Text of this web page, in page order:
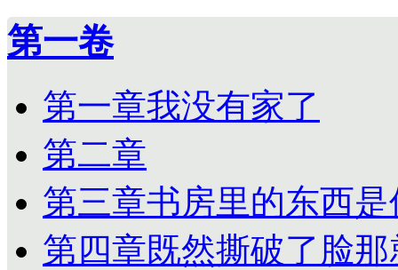
第一卷
第一章我没有家了
第二章
第三章书房里的东西
第四章既然撕破了脸